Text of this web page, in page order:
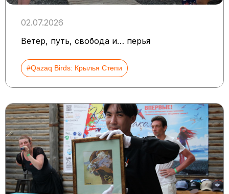
02.07.2026
Ветер, путь, свобода и… перья
#Qazaq Birds: Крылья Степи